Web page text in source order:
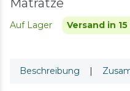
Matratze
Auf Lager Versand in
Beschreibung |